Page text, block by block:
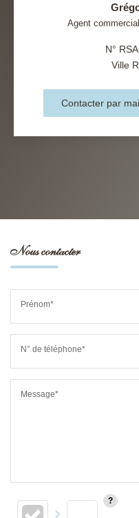
Agent
N°
Ville
Contacter par
Nous contacter
Prénom*
N° de téléphone*
Message*